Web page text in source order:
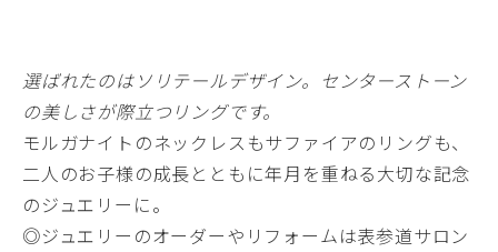
選ばれたのはソリテールデザイン。センターストーン
の美しさが際立つリングです。
モルガナイトのネックレスもサファイアのリングも、
二人のお子様の成長とともに年月を重ねる大切な記念
のジュエリーに。
◎ジュエリーのオーダーやリフォームは表参道サロン